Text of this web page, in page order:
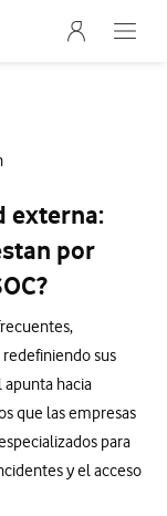
Menu
Abre
externa:
por
sus
hacia
que las empresas
para
y el acceso